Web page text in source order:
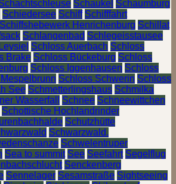
Schaukel Schaumburg
Schiedersee Schiff Schifffahrt
Schiffshebewerk Henrichenburg Schillat
Schlangenbad Schlegeisstausee
Schloss Auerbach Schloss
Brake Schloss Bückeburg Schloss
Schloss Iggenhausen Schloss
Schloss Schwerin Schloss
See Schmetterlingshaus Schmilka
Wasserfall
Schnee Schneewittchen
Schottische Hochlandrinder
Schutzhütte
Schwarzwald.
Schwelentruper
Sea to summit See Seefahrt Segelflug
Senckenberg
Sennelager Sesamstraße Sightseeing